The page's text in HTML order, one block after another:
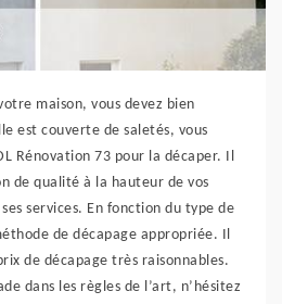
maison, vous devez bien
est couverte de saletés, vous
Rénovation 73 pour la décaper. Il
de qualité à la hauteur de vos
services. En fonction du type de
de décapage appropriée. Il
de décapage très raisonnables.
dans les règles de l’art, n’hésitez